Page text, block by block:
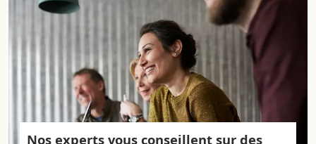
Nos experts vous conseillent sur des